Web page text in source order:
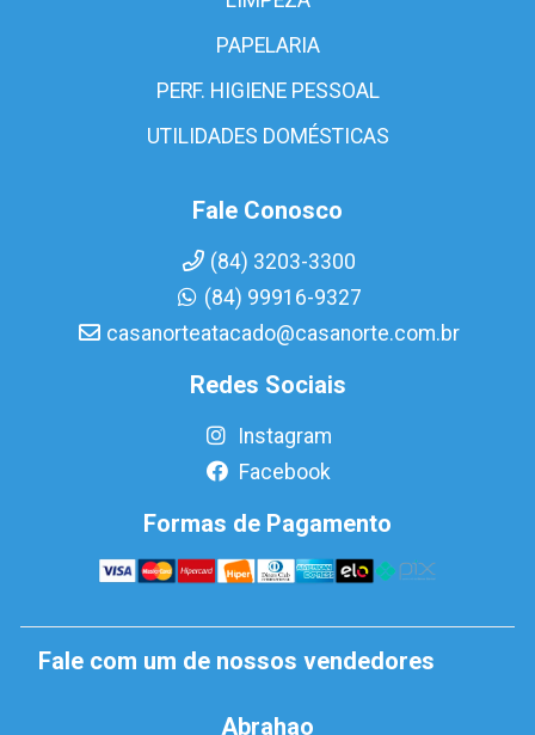
PAPELARIA
PERF. HIGIENE PESSOAL
UTILIDADES DOMÉSTICAS
Fale Conosco
(84) 3203-3300
(84) 99916-9327
casanorteatacado@casanorte.com.br
Redes Sociais
Instagram
Facebook
Formas de Pagamento
Fale com um de nossos vendedores
Abrahao